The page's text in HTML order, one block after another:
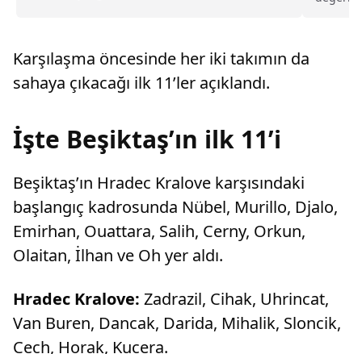
Karşılaşma öncesinde her iki takımın da
sahaya çıkacağı ilk 11’ler açıklandı.
İşte Beşiktaş’ın ilk 11’i
Beşiktaş’ın Hradec Kralove karşısındaki
başlangıç kadrosunda Nübel, Murillo, Djalo,
Emirhan, Ouattara, Salih, Cerny, Orkun,
Olaitan, İlhan ve Oh yer aldı.
Hradec Kralove: Zadrazil, Cihak, Uhrincat,
Van Buren, Dancak, Darida, Mihalik, Sloncik,
Cech, Horak, Kucera.